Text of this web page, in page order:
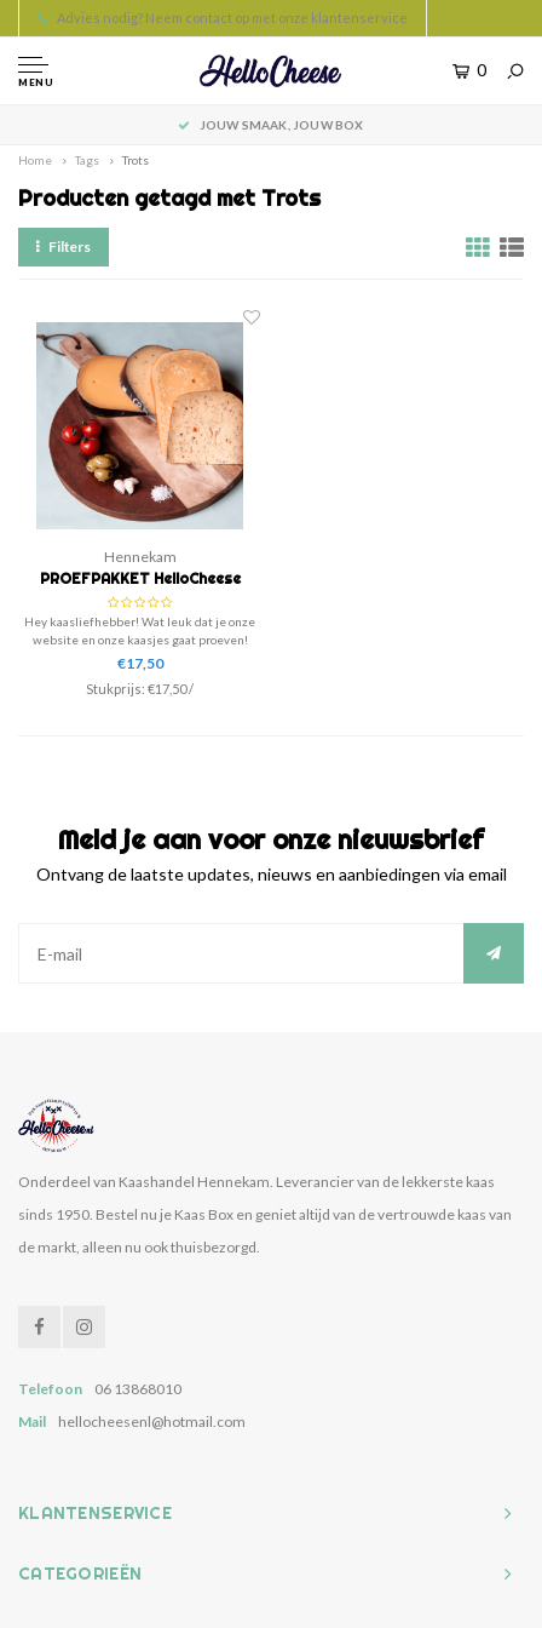
Advies nodig? Neem contact op met onze klantenservice
MENU
0
JOUW SMAAK, JOUW BOX
Home Tags Trots
Producten getagd met Trots
Filters
Hennekam
PROEFPAKKET HelloCheese
Hey kaasliefhebber! Wat leuk dat je onze
website en onze kaasjes gaat proeven!
Speciaal voor jou hebben we een selectie
met onze best verkochte en meest
populaire kaasjes gemaakt!
€17,50
Stukprijs: €17,50/
Meld je aan voor onze nieuwsbrief
Ontvang de laatste updates, nieuws en aanbiedingen via email
Onderdeel van Kaashandel Hennekam. Leverancier van de lekkerste kaas
sinds 1950. Bestel nu je Kaas Box en geniet altijd van de vertrouwde kaas van
de markt, alleen nu ook thuisbezorgd.
Telefoon
06 13868010
Mail
hellocheesenl@hotmail.com
KLANTENSERVICE
CATEGORIEËN